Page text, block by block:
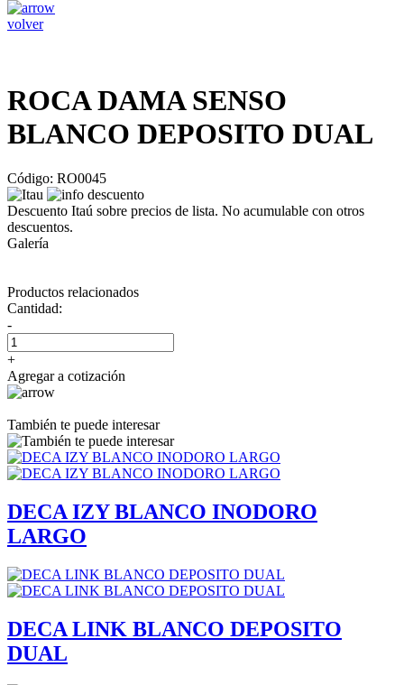
volver
ROCA DAMA SENSO
BLANCO DEPOSITO DUAL
Código: RO0045
Descuento Itaú sobre precios de lista. No acumulable con otros
descuentos.
Galería
Productos relacionados
Cantidad:
-
+
Agregar a cotización
También te puede interesar
DECA IZY BLANCO INODORO
LARGO
DECA LINK BLANCO DEPOSITO
DUAL